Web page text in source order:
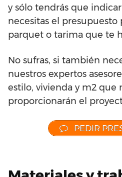
y sólo tendrás que
necesitas el presupuesto
parquet o tarima que te
No sufras, si también
nuestros expertos
estilo, vivienda y m2 que
proporcionarán el
PEDIR